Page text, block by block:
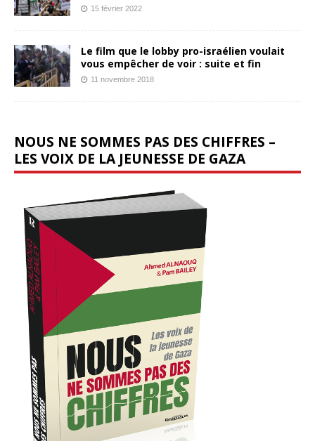
15 février 2022
Le film que le lobby pro-israélien voulait
vous empêcher de voir : suite et fin
11 novembre 2018
NOUS NE SOMMES PAS DES CHIFFRES –
LES VOIX DE LA JEUNESSE DE GAZA